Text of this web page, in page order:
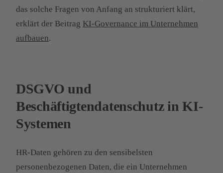
das solche Fragen von Anfang an strukturiert klärt,
erklärt der Beitrag KI-Governance im Unternehmen
aufbauen.
DSGVO und
Beschäftigtendatenschutz in KI-
Systemen
HR-Daten gehören zu den sensibelsten
personenbezogenen Daten, die ein Unternehmen